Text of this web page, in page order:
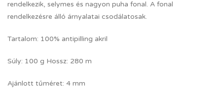
rendelkezik, selymes és nagyon puha fonal. A fonal
rendelkezésre álló árnyalatai csodálatosak.
Tartalom: 100% antipilling akril
Súly: 100 g Hossz: 280 m
Ajánlott tűméret: 4 mm